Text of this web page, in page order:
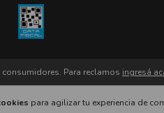
para agilizar tu experiencia de
Para reclamos ingresá